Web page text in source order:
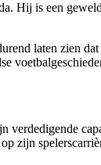
Hij is een
laten zien
zijn